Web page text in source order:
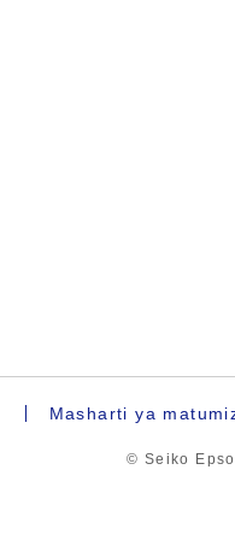
Masharti ya
© Seiko